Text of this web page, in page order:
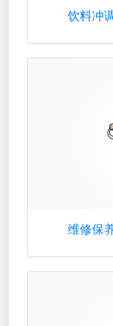
饮料冲
维修保